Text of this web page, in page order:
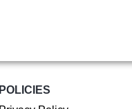
POLICIES